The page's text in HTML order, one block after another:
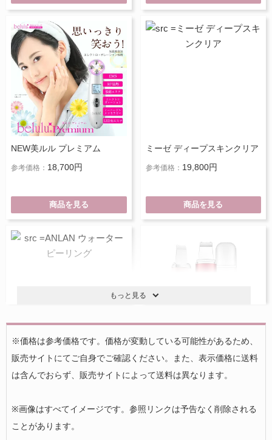
NEW美ルル プレミアム
参考価格： 18,700円
商品を見る
ミーゼ ディープスキンクリア
参考価格： 19,800円
商品を見る
ANLAN ウォーターピーリング
参考価格：5,280円
商品を見る
アクリアルピーリングプロ EX
参考価格：10,780円
商品を見る
もっと見る
※価格は参考価格です。価格が変動している可能性があるため、
販売サイトにてご自身でご確認ください。また、表示価格に送料
は含んでおらず、販売サイトによって送料は異なります。
※画像はすべてイメージです。参照リンクは予告なく削除される
ことがあります。